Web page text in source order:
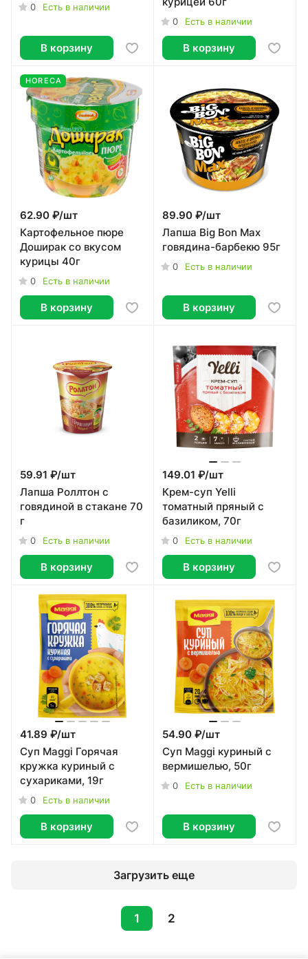
0 Есть в наличии
В корзину
0 Есть в наличии
В корзину
HORECA
62.90 ₽/шт
Картофельное пюре
Доширак со вкусом
курицы 40г
0 Есть в наличии
В корзину
89.90 ₽/шт
Лапша Big Bon Max
говядина-барбекю 95г
0 Есть в наличии
В корзину
59.91 ₽/шт
Лапша Роллтон с
говядиной в стакане 70
г
0 Есть в наличии
В корзину
149.01 ₽/шт
Крем-суп Yelli
томатный пряный с
базиликом, 70г
0 Есть в наличии
В корзину
41.89 ₽/шт
Суп Maggi Горячая
кружка куриный с
сухариками, 19г
0 Есть в наличии
В корзину
54.90 ₽/шт
Суп Maggi куриный с
вермишелью, 50г
0 Есть в наличии
В корзину
Загрузить еще
1 2